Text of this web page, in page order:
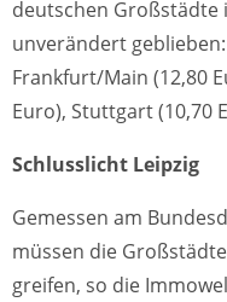
deutschen Großstädte
unverändert
Frankfurt/Main (12,80
Euro), Stuttgart (10,70
Schlusslicht Leipzig
Gemessen am
müssen die
greifen, so die